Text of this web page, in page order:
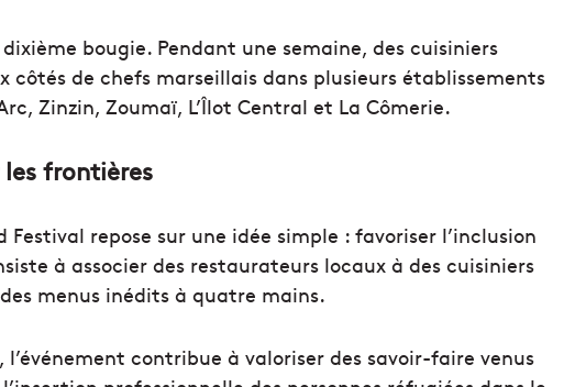
bougie. Pendant une semaine, des cuisiniers
de chefs marseillais dans plusieurs établissements
Zinzin, Zoumaï, L’Îlot Central et La Cômerie.
frontières
Festival repose sur une idée simple : favoriser l’inclusion
à associer des restaurateurs locaux à des cuisiniers
menus inédits à quatre mains.
contribue à valoriser des savoir-faire venus